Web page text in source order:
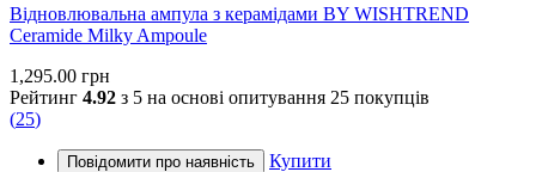
Відновлювальна ампула з керамідами BY WISHTREND
Ceramide Milky Ampoule
1,295.00 грн
Рейтинг 4.92 з 5 на основі опитування 25 покупців
(25)
Купити